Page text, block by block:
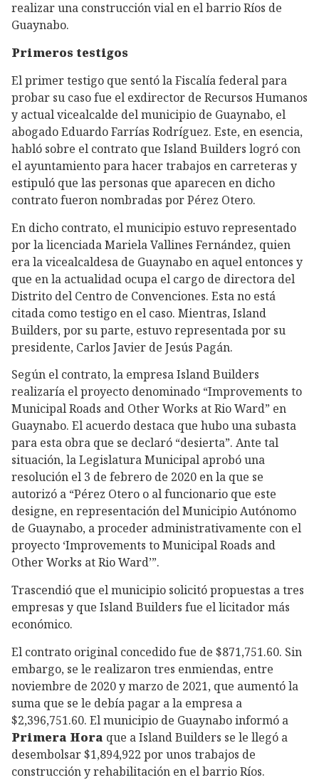
realizar una construcción vial en el barrio Ríos de
Guaynabo.
Primeros testigos
El primer testigo que sentó la Fiscalía federal para
probar su caso fue el exdirector de Recursos Humanos
y actual vicealcalde del municipio de Guaynabo, el
abogado Eduardo Farrías Rodríguez. Este, en esencia,
habló sobre el contrato que Island Builders logró con
el ayuntamiento para hacer trabajos en carreteras y
estipuló que las personas que aparecen en dicho
contrato fueron nombradas por Pérez Otero.
En dicho contrato, el municipio estuvo representado
por la licenciada Mariela Vallines Fernández, quien
era la vicealcaldesa de Guaynabo en aquel entonces y
que en la actualidad ocupa el cargo de directora del
Distrito del Centro de Convenciones. Esta no está
citada como testigo en el caso. Mientras, Island
Builders, por su parte, estuvo representada por su
presidente, Carlos Javier de Jesús Pagán.
Según el contrato, la empresa Island Builders
realizaría el proyecto denominado “Improvements to
Municipal Roads and Other Works at Rio Ward” en
Guaynabo. El acuerdo destaca que hubo una subasta
para esta obra que se declaró “desierta”. Ante tal
situación, la Legislatura Municipal aprobó una
resolución el 3 de febrero de 2020 en la que se
autorizó a “Pérez Otero o al funcionario que este
designe, en representación del Municipio Autónomo
de Guaynabo, a proceder administrativamente con el
proyecto ‘Improvements to Municipal Roads and
Other Works at Rio Ward’”.
Trascendió que el municipio solicitó propuestas a tres
empresas y que Island Builders fue el licitador más
económico.
El contrato original concedido fue de $871,751.60. Sin
embargo, se le realizaron tres enmiendas, entre
noviembre de 2020 y marzo de 2021, que aumentó la
suma que se le debía pagar a la empresa a
$2,396,751.60. El municipio de Guaynabo informó a
Primera Hora que a Island Builders se le llegó a
desembolsar $1,894,922 por unos trabajos de
construcción y rehabilitación en el barrio Ríos.